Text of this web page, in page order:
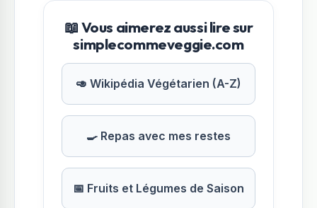
📖 Vous aimerez aussi lire sur
simplecommeveggie.com
🥑 Wikipédia Végétarien (A-Z)
🍳 Repas avec mes restes
📅 Fruits et Légumes de Saison